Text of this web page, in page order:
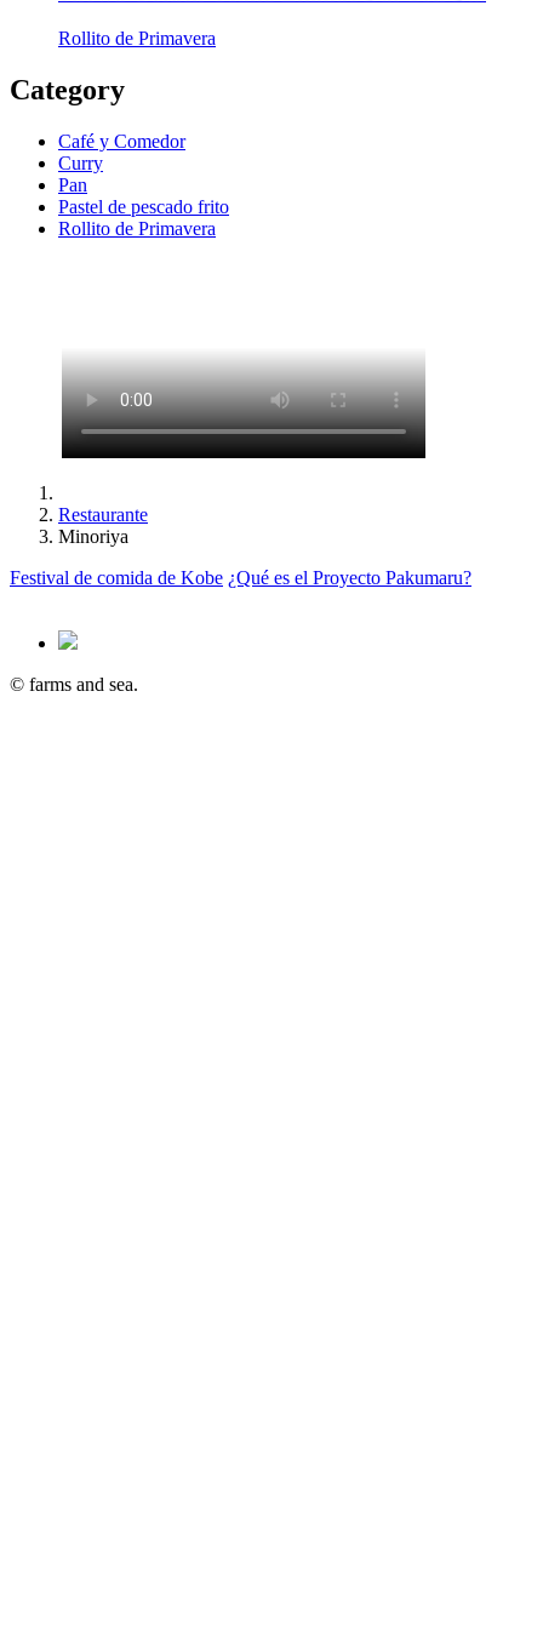
Rollito de Primavera
Category
Café y Comedor
Curry
Pan
Pastel de pescado frito
Rollito de Primavera
Restaurante
Minoriya
Festival de comida de Kobe ¿Qué es el Proyecto Pakumaru?
© farms and sea.